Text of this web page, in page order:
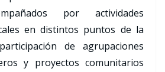
por actividades
en distintos puntos de la
de agrupaciones
y proyectos comunitarios